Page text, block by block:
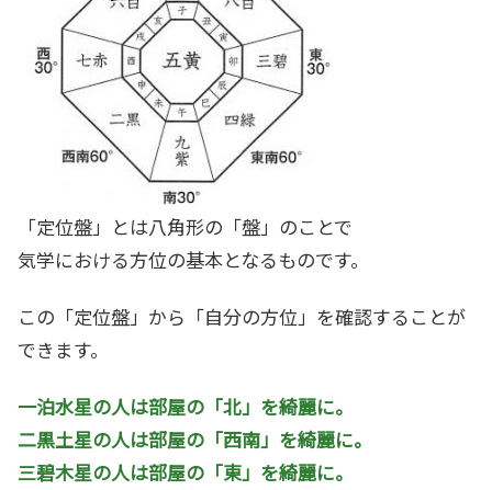
「定位盤」とは八角形の「盤」のことで
気学における方位の基本となるものです。
この「定位盤」から「自分の方位」を確認することが
できます。
一泊水星の人は部屋の「北」を綺麗に。
二黒土星の人は部屋の「西南」を綺麗に。
三碧木星の人は部屋の「東」を綺麗に。